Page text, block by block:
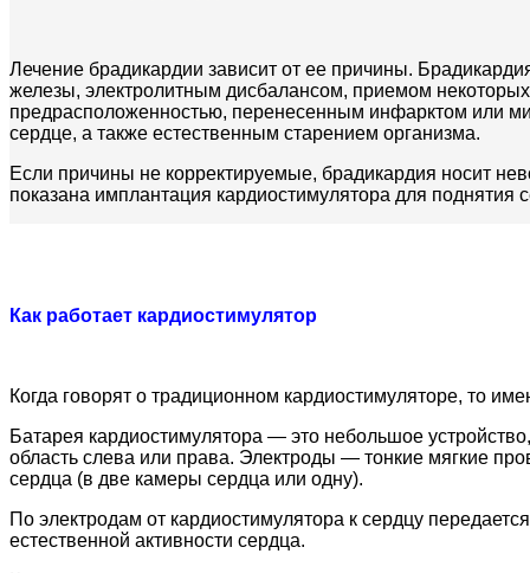
Лечение брадикардии зависит от ее причины.
железы, электролитным дисбалансом, приемом
предрасположенностью, перенесенным инфарктом или
сердце, а также естественным старением организма.
Если причины не корректируемые, брадикардия носит
показана имплантация кардиостимулятора для
Как работает кардиостимулятор
Когда говорят о традиционном кардиостимуляторе, то
Батарея кардиостимулятора — это небольшое
область слева или права. Электроды — тонкие мягкие
сердца (в две камеры сердца или одну).
По электродам от кардиостимулятора к сердцу
естественной активности сердца.